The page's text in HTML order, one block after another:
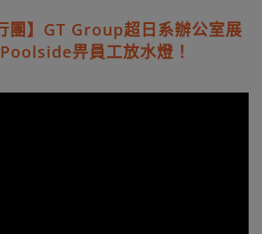
團】GT Group超日系辦公室展
畀員工放水燈！